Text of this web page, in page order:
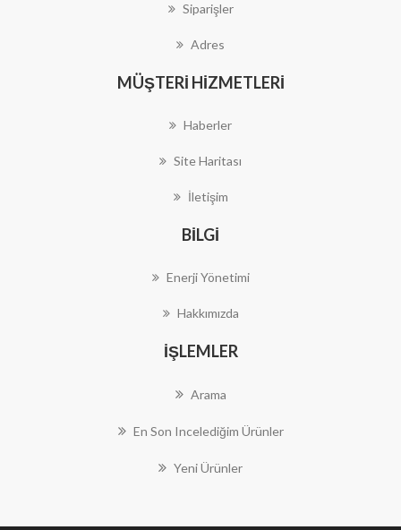
Siparişler
Adres
MÜŞTERI HIZMETLERI
Haberler
Site Haritası
İletişim
BILGI
Enerji Yönetimi
Hakkımızda
İŞLEMLER
Arama
En Son Incelediğim Ürünler
Yeni Ürünler